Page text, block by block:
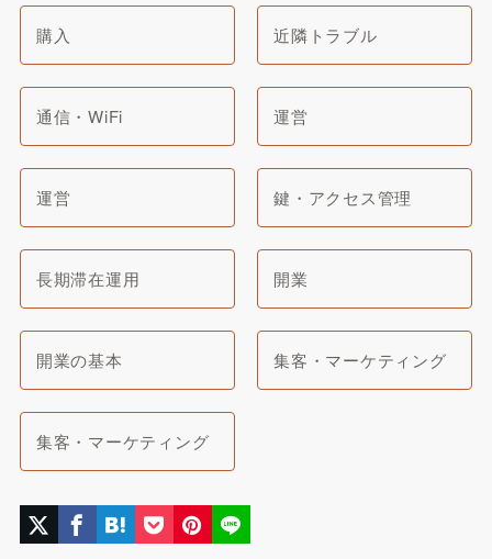
購入 近隣トラブル
通信・WiFi 運営
運営 鍵・アクセス管理
長期滞在運用 開業
開業の基本 集客・マーケティング
集客・マーケティング